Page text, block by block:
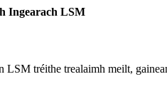
Ingearach LSM
LSM tréithe trealaimh meilt,